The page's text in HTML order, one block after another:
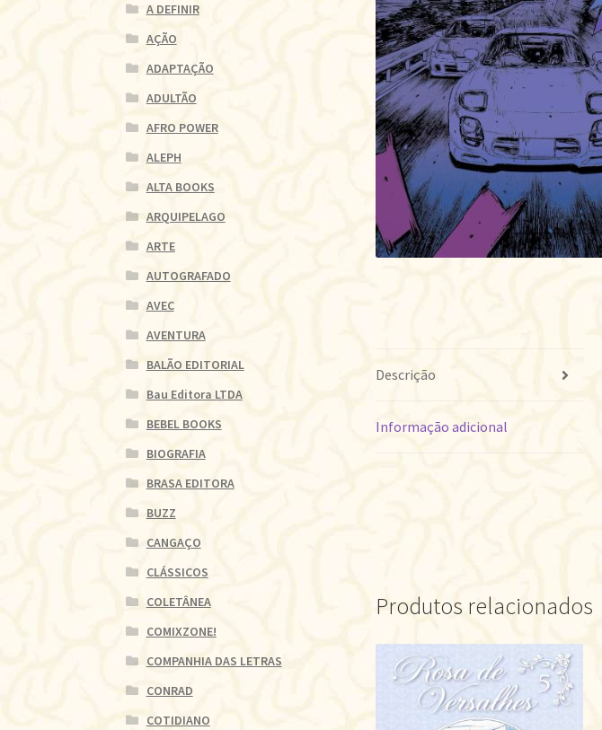
Descrição
Informação adicional
Produtos relacionados
A DEFINIR
AÇÃO
ADAPTAÇÃO
ADULTÃO
AFRO POWER
ALEPH
ALTA BOOKS
ARQUIPELAGO
ARTE
AUTOGRAFADO
AVEC
AVENTURA
BALÃO EDITORIAL
Bau Editora LTDA
BEBEL BOOKS
BIOGRAFIA
BRASA EDITORA
BUZZ
CANGAÇO
CLÁSSICOS
COLETÂNEA
COMIXZONE!
COMPANHIA DAS LETRAS
CONRAD
COTIDIANO